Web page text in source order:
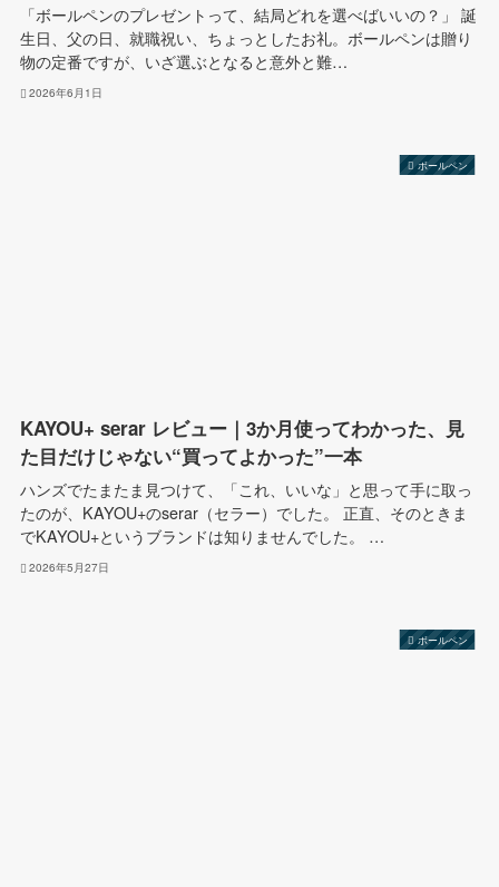
「ボールペンのプレゼントって、結局どれを選べばいいの？」 誕
生日、父の日、就職祝い、ちょっとしたお礼。ボールペンは贈り
物の定番ですが、いざ選ぶとなると意外と難…
2026年6月1日
ボールペン
KAYOU+ serar レビュー｜3か月使ってわかった、見
た目だけじゃない“買ってよかった”一本
ハンズでたまたま見つけて、「これ、いいな」と思って手に取っ
たのが、KAYOU+のserar（セラー）でした。 正直、そのときま
でKAYOU+というブランドは知りませんでした。 …
2026年5月27日
ボールペン